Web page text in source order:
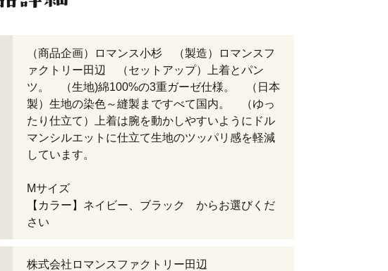
（商品企画）ロマンス小杉 （製造）ロマンスフ
ァクトリー田辺 （セットアップ）上着とパン
ツ。 （生地)綿100%の3重ガーゼ仕様。 （日本
製）生地の染色～縫製まですべて国内。 （ゆっ
たり仕立て）上着は腕を動かしやすいようにドル
マンシルエットに仕立て生地のツッパリ感を軽減
しています。
Mサイズ
【カラー】ネイビー、ブラック からお選びくだ
さい
株式会社ロマンスファクトリー田辺